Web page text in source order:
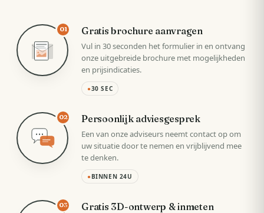
01 Gratis brochure aanvragen
Vul in 30 seconden het formulier in en ontvang
onze uitgebreide brochure met mogelijkheden
en prijsindicaties.
●30 SEC
02 Persoonlijk adviesgesprek
Een van onze adviseurs neemt contact op om
uw situatie door te nemen en vrijblijvend mee
te denken.
● BINNEN 24U
03 Gratis 3D-ontwerp & inmeten